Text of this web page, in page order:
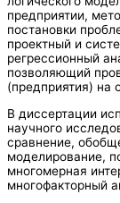
предприятии,
постановки
проектный и
регрессионный
позволяющий
(предприятия) на
В диссертации
научного
сравнение,
моделирование,
многомерная
многофакторный